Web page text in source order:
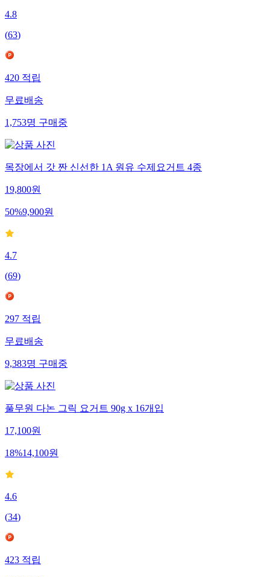
4.8
(63)
420적립
무료배송
1,753명구매중
목장에서 갓 짠 신선한 1A 원유 수제요거트 4종
19,800원
50%9,900원
4.7
(69)
297적립
무료배송
9,383명구매중
풀무원 다논 그릭 요거트 90g x 16개입
17,100원
18%14,100원
4.6
(34)
423적립